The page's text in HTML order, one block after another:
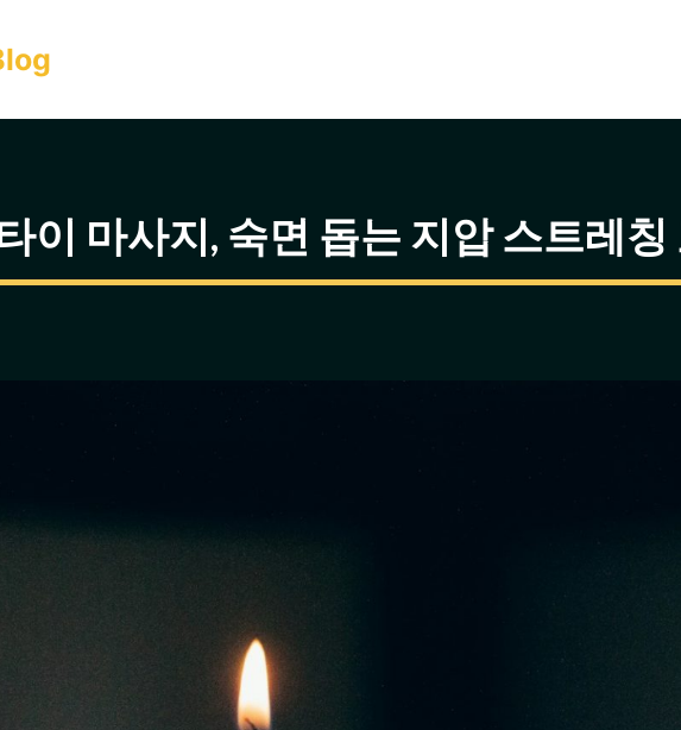
이 마사지, 숙면 돕는 지압 스트레칭